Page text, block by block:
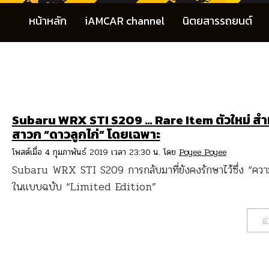
หน้าหลัก iAMCAR channel นิตยสารรถยนต์
Subaru WRX STI S209 … Rare Item ตัวใหม่ ส
สาวก “ดาวลูกไก่” โดยเฉพาะ
โพสต์เมื่อ 4 กุมภาพันธ์ 2019 เวลา 23:30 น. โดย Poyee Poyee
Subaru WRX STI S209 การกลับมาที่ยังคงรักษาไว้ซึ่ง “ควา
ในแบบฉบับ “Limited Edition”